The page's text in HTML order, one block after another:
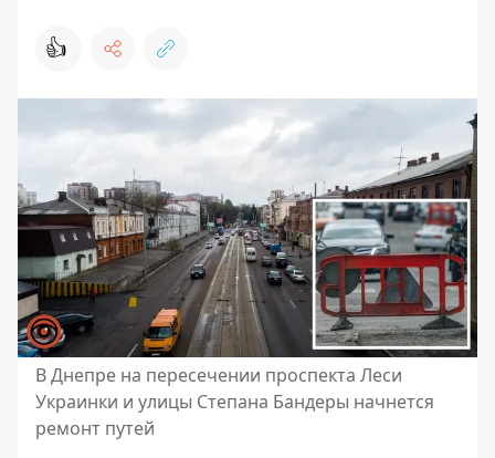
👍
В Днепре на пересечении проспекта Леси
Украинки и улицы Степана Бандеры начнется
ремонт путей